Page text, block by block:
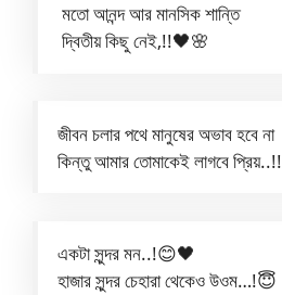
মতো আনন্দ আর মানসিক শান্তি
দ্বিতীয় কিছু নেই,!!🖤🌸
জীবন চলার পথে মানুষের অভাব হবে না
কিন্তু আমার তোমাকেই লাগবে
একটা সুন্দর মন..!😊🖤
হাজার সুন্দর চেহারা থেকেও উওম…!😇